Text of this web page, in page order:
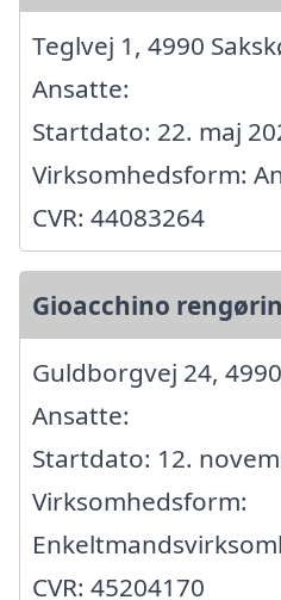
Teglvej 1, 4990
Ansatte:
Startdato: 22. maj
Virksomhedsform:
CVR: 44083264
Gioacchino
Guldborgvej 24,
Ansatte:
Startdato: 12.
Virksomhedsform:
CVR: 45204170